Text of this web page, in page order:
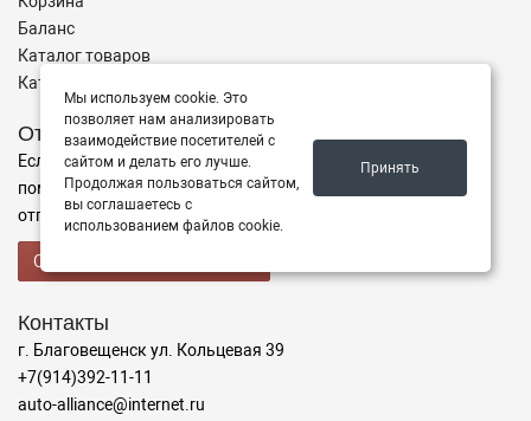
Баланс
Каталог товаров
Каталог брендов
Отправить запрос
Если Вы не нашли нужные запчасти, или Вам требуется
помощь в подборе,
отправьте нам запрос - мы Вам поможем
Отправить запрос продавцу
Контакты
г. Благовещенск ул. Кольцевая 39
+7(914)392-11-11
auto-alliance@internet.ru
Мы используем cookie. Это
позволяет нам анализировать
взаимодействие посетителей с
сайтом и делать его лучше.
Продолжая пользоваться сайтом,
вы соглашаетесь с
использованием файлов cookie.
Принять